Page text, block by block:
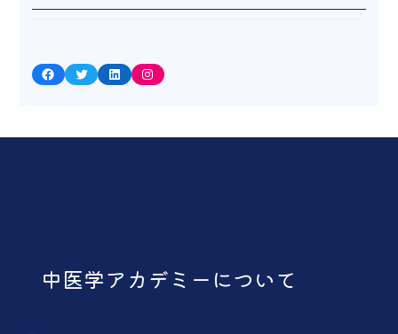
Facebook Twitter LinkedIn Instagram
中医学アカデミーについて